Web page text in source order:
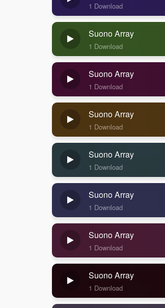
1 Download
Suono Array
1 Download
Suono Array
1 Download
Suono Array
1 Download
Suono Array
1 Download
Suono Array
1 Download
Suono Array
1 Download
Suono Array
1 Download